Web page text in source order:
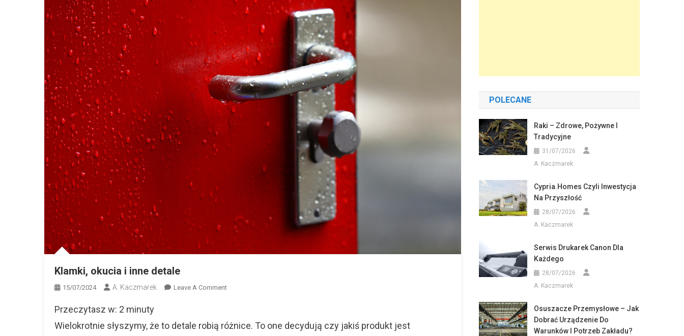
Klamki, okucia i inne detale
15/07/2024 A. Kaczmarek Leave A CommentOn
I
Przeczytasz w: 2 minuty
Wielokrotnie słyszymy, że to detale robią różnice. To one decydują czy jakiś produkt jest
POLECANE
Raki – Zdrowe, Pożywne I
Tradycyjne
31/07/2026
A. Kaczmarek
Cypria.homes Czyli Inwestycja
Na Przyszłość
28/07/2026
A. Kaczmarek
Serwis Drukarek Canon Dla
Każdego
28/07/2026
A. Kaczmarek
Osuszacze Przemysłowe – Jak
Dobrać Urządzenie Do
Warunków I Potrzeb Zakładu?